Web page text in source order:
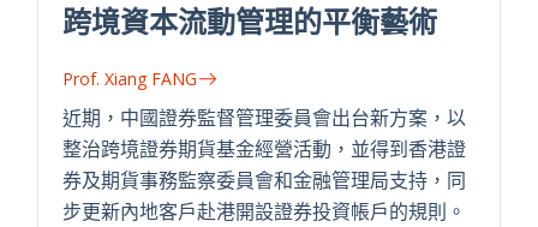
跨境資本流動管理的平衡藝術
Prof. Xiang FANG
近期，中國證券監督管理委員會出台新方案，以
整治跨境證券期貨基金經營活動，並得到香港證
券及期貨事務監察委員會和金融管理局支持，同
步更新內地客戶赴港開設證券投資帳戶的規則。